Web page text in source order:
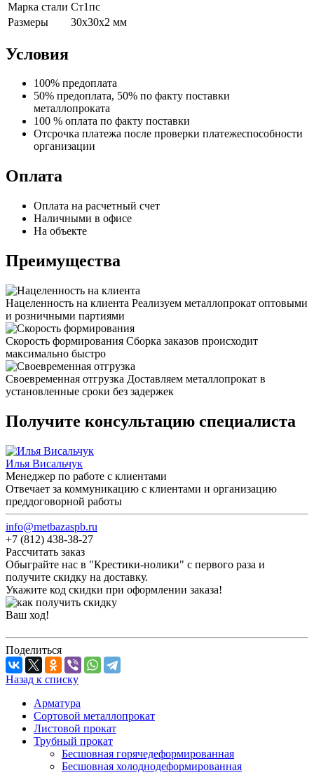
Марка стали Ст1пс
Размеры
30х30х2 мм
Условия
100% предоплата
50% предоплата, 50% по факту поставки
металлопроката
100 % оплата по факту поставки
Отсрочка платежа после проверки платежеспособности
организации
Оплата
Оплата на расчетный счет
Наличными в офисе
На объекте
Преимущества
Нацеленность на клиента Реализуем металлопрокат оптовыми
и розничными партиями
Скорость формирования Сборка заказов происходит
максимально быстро
Своевременная отгрузка Доставляем металлопрокат в
установленные сроки без задержек
Получите консультацию специалиста
Илья Висальчук
Менеджер по работе с клиентами
Отвечает за коммуникацию с клиентами и организацию
преддоговорной работы
info@metbazaspb.ru
+7 (812) 438-38-27
Рассчитать заказ
Обыграйте нас в "Крестики-нолики" с первого раза и
получите скидку на доставку.
Укажите код скидки при оформлении заказа!
Ваш ход!
Поделиться
Назад к списку
Арматура
Сортовой металлопрокат
Листовой прокат
Трубный прокат
Бесшовная горячедеформированная
Бесшовная холоднодеформированная